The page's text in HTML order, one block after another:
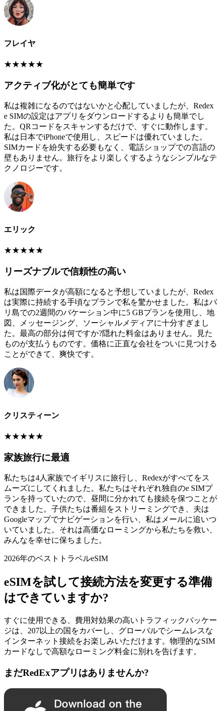
フレイヤ
★★★★★
アクティブ化がとても簡単です
私は複雑になるのではないかと心配していましたが、Redex
e SIMの設定はアプリをダウンロードするよりも簡単でし
た。QRコードをスキャンするだけで、すぐに動作します。
私は日本でiPhoneで使用し、スピードは優れていました。
SIMカードを紛失する必要もなく、電話ショップでの言語の
壁もありません。旅行をより楽しくするようなシンプルなテ
クノロジーです。
エリック
★★★★★
リーズナブルで信頼性の高い
私は国際データが高額になると予想していましたが、Redex
は実際に持続する手頃なプランで私を驚かせました。私はバ
リ島での2週間のバケーション中に5 GBプランを使用し、地
図、メッセージング、ソーシャルメディアに十分すぎまし
た。最高の部分は何ですか?隠れた料金はありません。見た
ものが支払うものです。価格に正直な会社をついに見つける
ことができて、爽快です。
クリスティーン
★★★★★
家族旅行に最適
私たちは4人家族でイギリスに旅行し、Redexがすべてをス
ムーズにしてくれました。私たちはそれぞれ独自のe SIMプ
ランを持っていたので、昼間に分かれても接続を保つことが
できました。子供たちは番組をストリーミングでき、夫は
Googleマップでナビゲーションを行い、私はメールに追いつ
いていました。それは高価なローミングから私たちを救い、
みんなを幸せに保ちました。
2026年のベストトラベルeSIM
eSIMを試して接続方法を変更する準備
はできていますか?
すぐに使用できる、費用対効果の高いトラフィックパッケー
ジは、207以上の国をカバーし、グローバルでシームレスな
インターネット接続をお楽しみいただけます。物理的なSIM
カードなしで高額なローミング料金に別れを告げます。
まだRedExアプリはありませんか?